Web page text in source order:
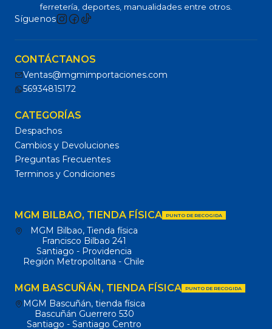
ferretería, deportes, manualidades entre otros.
Síguenos
CONTÁCTANOS
Ventas@mgmimportaciones.com
56934815172
CATEGORÍAS
Despachos
Cambios y Devoluciones
Preguntas Frecuentes
Terminos y Condiciones
MGM BILBAO, TIENDA FÍSICA PUNTO DE RECOGIDA
MGM Bilbao, Tienda física
Francisco Bilbao 241
Santiago - Providencia
Región Metropolitana - Chile
MGM BASCUÑÁN, TIENDA FÍSICA PUNTO DE RECOGIDA
MGM Bascuñán, tienda física
Bascuñán Guerrero 530
Santiago - Santiago Centro